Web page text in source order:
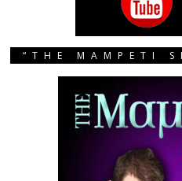
“THE MAMPETI